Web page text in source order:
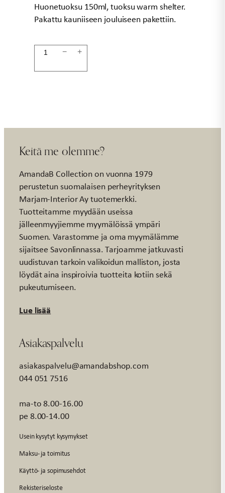
Huonetuoksu 150ml, tuoksu warm shelter.
Pakattu kauniiseen jouluiseen pakettiin.
Huonetuoksu
− +
Keitä me olemme?
AmandaB Collection on vuonna 1979
perustetun suomalaisen perheyrityksen
Marjam-Interior Ay tuotemerkki.
Tuotteitamme myydään useissa
jälleenmyyjiemme myymälöissä ympäri
Suomen. Varastomme ja oma myymälämme
sijaitsee Savonlinnassa. Tarjoamme jatkuvasti
uudistuvan tarkoin valikoidun malliston, josta
löydät aina inspiroivia tuotteita kotiin sekä
pukeutumiseen.
Lue lisää
Asiakaspalvelu
asiakaspalvelu@amandabshop.com
044 051 7516
ma-to 8.00-16.00
pe 8.00-14.00
Usein kysytyt kysymykset
Maksu- ja toimitus
Käyttö- ja sopimusehdot
Rekisteriseloste